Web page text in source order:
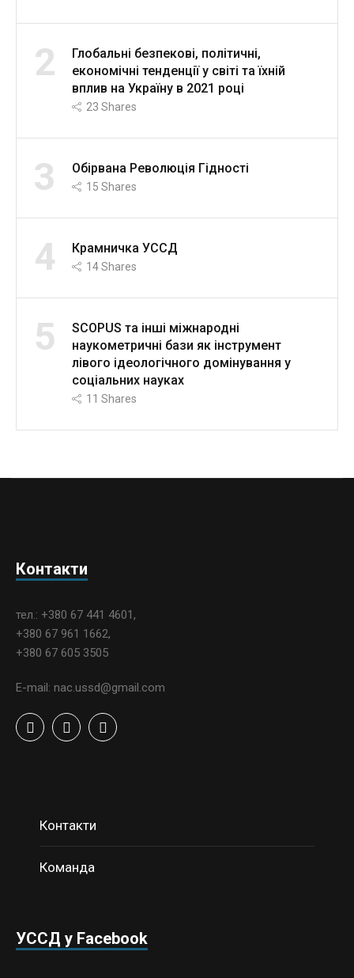
2
Глобальні безпекові, політичні,
економічні тенденції у світі та їхній
вплив на Україну в 2021 році
23 Shares
3 Обірвана Революція Гідності
15 Shares
4 Крамничка УССД
14Shares
5
SCOPUS та інші міжнародні
наукометричні бази як інструмент
лівого ідеологічного домінування у
соціальних науках
11 Shares
Контакти
тел.: +380 67 441 4601,
+380 67 961 1662,
+380 67 605 3505
E-mail: nac.ussd@gmail.com
Контакти
Команда
УССД у Facebook